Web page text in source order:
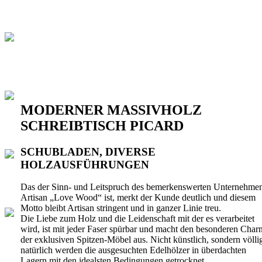
MODERNER MASSIVHOLZ
SCHREIBTISCH PICARD
SCHUBLADEN, DIVERSE
HOLZAUSFÜHRUNGEN
Das der Sinn- und Leitspruch des bemerkenswerten
Artisan „Love Wood“ ist, merkt der Kunde deutlich und diesem
Motto bleibt Artisan stringent und in ganzer Linie treu.
Die Liebe zum Holz und die Leidenschaft mit der es verarbeitet
wird, ist mit jeder Faser spürbar und macht den besonderen
der exklusiven Spitzen-Möbel aus. Nicht künstlich, sondern
natürlich werden die ausgesuchten Edelhölzer in überdachten